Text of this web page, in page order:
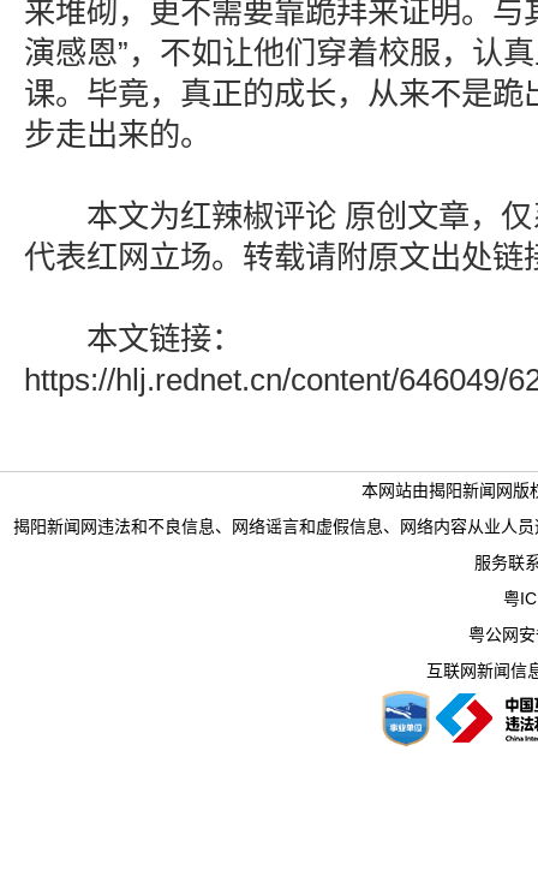
来堆砌，更不需要靠跪拜来证明。与
演感恩”，不如让他们穿着校服，认
课。毕竟，真正的成长，从来不是跪
步走出来的。
本文为红辣椒评论 原创文章，仅
代表红网立场。转载请附原文出处链
本文链接：
https://hlj.rednet.cn/content/646049/
本网站由揭阳新闻网版
揭阳新闻网违法和不良信息、网络谣言和虚假信息、网络内容从业人
服务联
粤
粤公网
互联网新闻信